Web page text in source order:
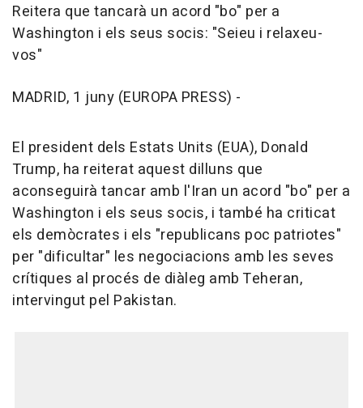
Reitera que tancarà un acord "bo" per a
Washington i els seus socis: "Seieu i relaxeu-
vos"
MADRID, 1 juny (EUROPA PRESS) -
El president dels Estats Units (EUA), Donald
Trump, ha reiterat aquest dilluns que
aconseguirà tancar amb l'Iran un acord "bo" per a
Washington i els seus socis, i també ha criticat
els demòcrates i els "republicans poc patriotes"
per "dificultar" les negociacions amb les seves
crítiques al procés de diàleg amb Teheran,
intervingut pel Pakistan.